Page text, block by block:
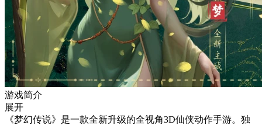
游戏简介
展开
《梦幻传说》是一款全新升级的全视角3D仙侠动作手游。独